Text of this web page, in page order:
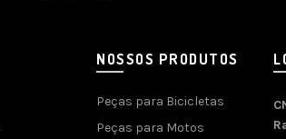
NOSSOS PRODUTOS
Peças para Bicicletas
Peças para Motos